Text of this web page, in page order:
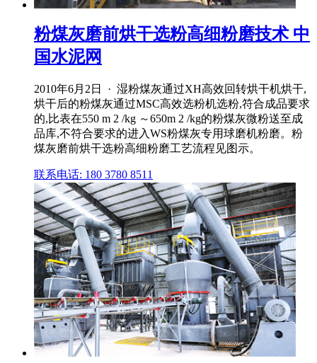
粉煤灰磨前烘干选粉高细粉磨技术 中
国水泥网
2010年6月2日 · 湿粉煤灰通过XH高效回转烘干机烘干,
烘干后的粉煤灰通过MSC高效选粉机选粉,符合成品要求
的,比表在550 m 2 /kg ～650m 2 /kg的粉煤灰微粉送至成
品库,不符合要求的进入WS粉煤灰专用球磨机粉磨。粉
煤灰磨前烘干选粉高细粉磨工艺流程见图示。
联系电话: 180 3780 8511